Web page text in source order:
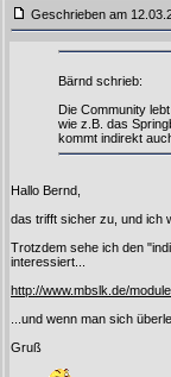
Geschrieben am
Bärnd schrieb:
Die Community
wie z.B. das
kommt indirekt
Hallo Bernd,
das trifft sicher zu, und ich
Trotzdem sehe ich den
interessiert...
http://www.mbslk.de/
...und wenn man sich
Gruß